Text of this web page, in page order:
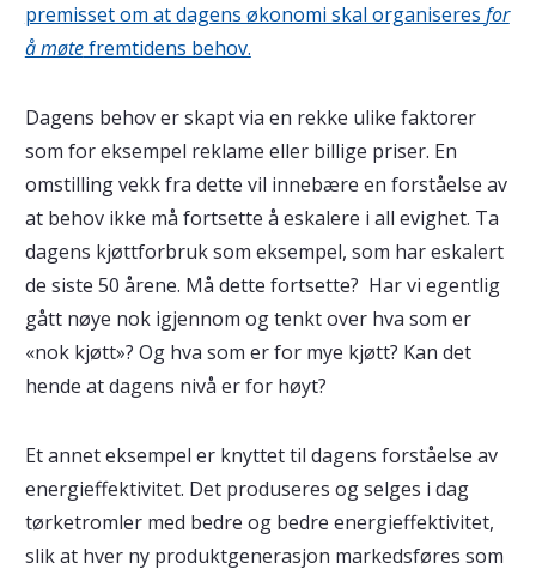
premisset om at dagens økonomi skal organiseres for
å møtefremtidens behov.
Dagens behov er skapt via en rekke ulike faktorer
som for eksempel reklame eller billige priser. En
omstilling vekk fra dette vil innebære en forståelse av
at behov ikke må fortsette å eskalere i all evighet. Ta
dagens kjøttforbruk som eksempel, som har eskalert
de siste 50 årene. Må dette fortsette? Har vi egentlig
gått nøye nok igjennom og tenkt over hva som er
«nok kjøtt»? Og hva som er for mye kjøtt? Kan det
hende at dagens nivå er for høyt?
Et annet eksempel er knyttet til dagens forståelse av
energieffektivitet. Det produseres og selges i dag
tørketromler med bedre og bedre energieffektivitet,
slik at hver ny produktgenerasjon markedsføres som